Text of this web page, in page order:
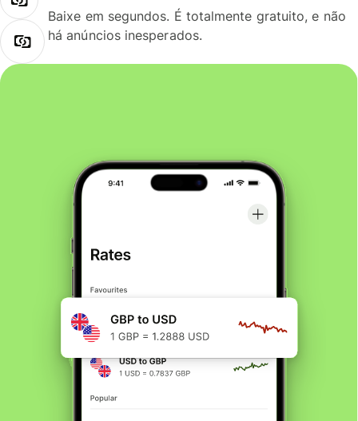
Baixe em segundos. É totalmente gratuito, e não
há anúncios inesperados.